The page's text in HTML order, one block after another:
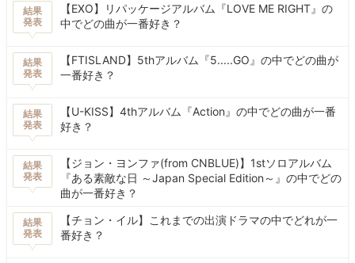
結果
発表
【EXO】リパッケージアルバム『LOVE ME RIGHT』の
中でどの曲が一番好き？
結果
発表
【FTISLAND】5thアルバム『5.....GO』の中でどの曲が
一番好き？
結果
発表
【U-KISS】4thアルバム『Action』の中でどの曲が一番
好き？
結果
発表
【ジョン・ヨンファ(from CNBLUE)】1stソロアルバム
『ある素敵な日 ～Japan Special Edition～』の中でどの
曲が一番好き？
結果
発表
【チョン・イル】これまでの出演ドラマの中でどれが一
番好き？